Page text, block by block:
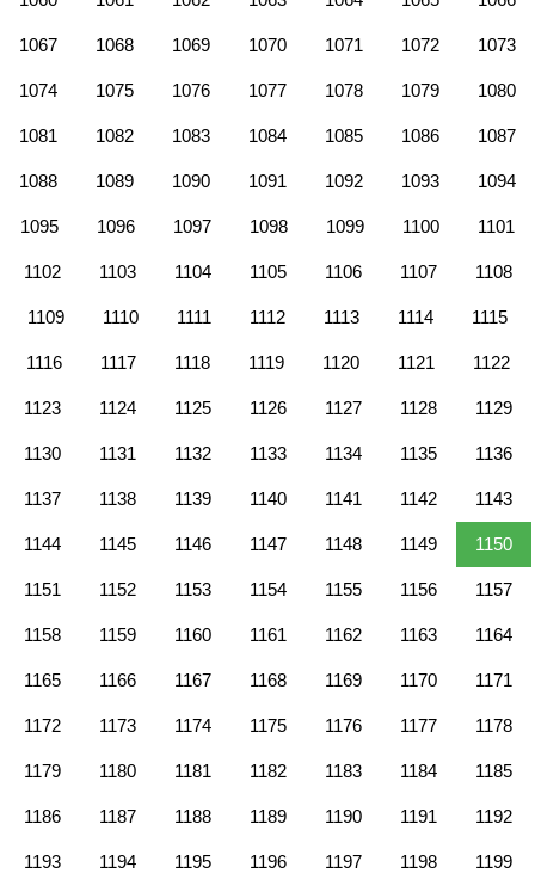
1067 1068 1069 1070 1071 1072 1073
1074 1075 1076 1077 1078 1079 1080
1081 1082 1083 1084 1085 1086 1087
1088 1089 1090 1091 1092 1093 1094
1095 1096 1097 1098 1099 1100 1101
1102 1103 1104 1105 1106 1107 1108
1109 1110 1111 1112 1113 1114 1115
1116 1117 1118 1119 1120 1121 1122
1123 1124 1125 1126 1127 1128 1129
1130 1131 1132 1133 1134 1135 1136
1137 1138 1139 1140 1141 1142 1143
1144 1145 1146 1147 1148 1149 1150
1151 1152 1153 1154 1155 1156 1157
1158 1159 1160 1161 1162 1163 1164
1165 1166 1167 1168 1169 1170 1171
1172 1173 1174 1175 1176 1177 1178
1179 1180 1181 1182 1183 1184 1185
1186 1187 1188 1189 1190 1191 1192
1193 1194 1195 1196 1197 1198 1199